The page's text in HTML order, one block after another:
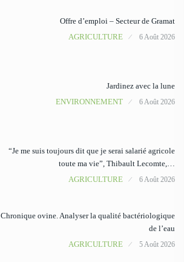
Offre d’emploi – Secteur de Gramat
AGRICULTURE
6 Août 2026
Jardinez avec la lune
ENVIRONNEMENT
6 Août 2026
“Je me suis toujours dit que je serai salarié agricole
toute ma vie”, Thibault Lecomte,…
AGRICULTURE
6 Août 2026
Chronique ovine. Analyser la qualité bactériologique
de l’eau
AGRICULTURE
5 Août 2026